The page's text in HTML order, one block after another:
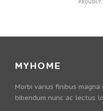
MYHOME
Morbi varius finibus
bibendum nunc ac lectus